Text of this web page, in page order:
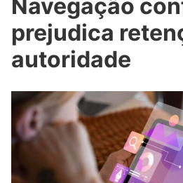
Navegação
prejudica
autoridade